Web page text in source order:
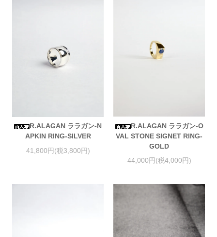
R.ALAGAN ララガン-N
APKIN RING-SILVER
41,800円(税3,800円)
R.ALAGAN ララガン-O
VAL STONE SIGNET RING-
GOLD
44,000円(税4,000円)